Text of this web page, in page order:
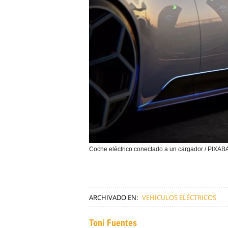
Coche eléctrico conectado a un cargador /
ARCHIVADO EN: VEHÍCULOS ELÉCTRICOS
Toni Fuentes